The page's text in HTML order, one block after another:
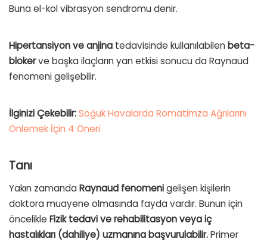
Buna el-kol vibrasyon sendromu denir.
Hipertansiyon ve anjina tedavisinde kullanılabilen beta-
blokerve başka ilaçların yan etkisi sonucu da Raynaud
fenomeni gelişebilir.
İlginizi Çekebilir:Soğuk Havalarda Romatimza Ağrılarını
Önlemek İçin 4 Öneri
Tanı
Yakın zamanda Raynaud fenomenigelişen kişilerin
doktora muayene olmasında fayda vardır. Bunun için
öncelikle Fizik tedavi ve rehabilitasyon veya iç
hastalıkları (dahiliye) uzmanına başvurulabilir.Primer